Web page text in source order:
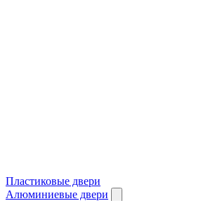
Пластиковые двери
Алюминиевые двери